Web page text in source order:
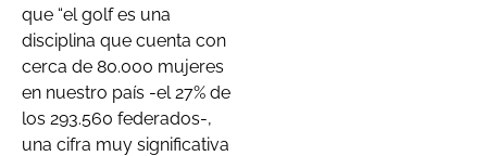
que “el golf es una
disciplina que cuenta con
cerca de 80.000 mujeres
en nuestro país -el 27% de
los 293.560 federados-,
una cifra muy significativa